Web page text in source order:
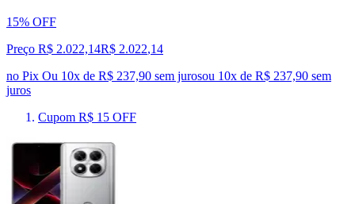
15% OFF
Preço R$ 2.022,14R$ 2.022,14
no Pix Ou 10x de R$ 237,90 sem jurosou 10x de R$ 237,90 sem
juros
Cupom R$ 15 OFF